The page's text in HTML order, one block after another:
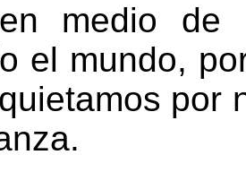
medio de
el mundo,
por